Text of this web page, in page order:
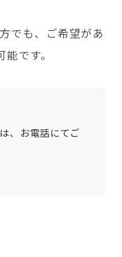
でも、ご希望があ
です。
、お電話にてご